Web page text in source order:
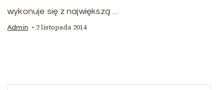
wykonuje się z największą …
Admin 2 listopada 2014